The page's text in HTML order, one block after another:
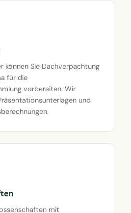
können Sie Dachverpachtung
für die
vorbereiten. Wir
und
mit